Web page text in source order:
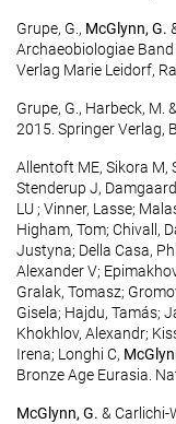
Grupe, G., McGlynn, G.
Archaeobiologiae
Verlag Marie Leidorf,
Grupe, G., Harbeck, M. &
2015. Springer Verlag,
Allentoft ME, Sikora M,
Stenderup J,
LU ; Vinner, Lasse;
Higham, Tom; Chivall,
Justyna; Della Casa,
Alexander V;
Gralak, Tomasz;
Gisela; Hajdu, Tamás;
Khokhlov, Alexandr;
Irena; Longhi C,
Bronze Age Eurasia.
McGlynn, G. & Carlichi-